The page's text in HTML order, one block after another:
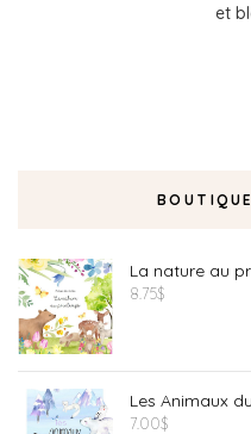
et
La nature au
8.75$
Les Animaux
7.00$